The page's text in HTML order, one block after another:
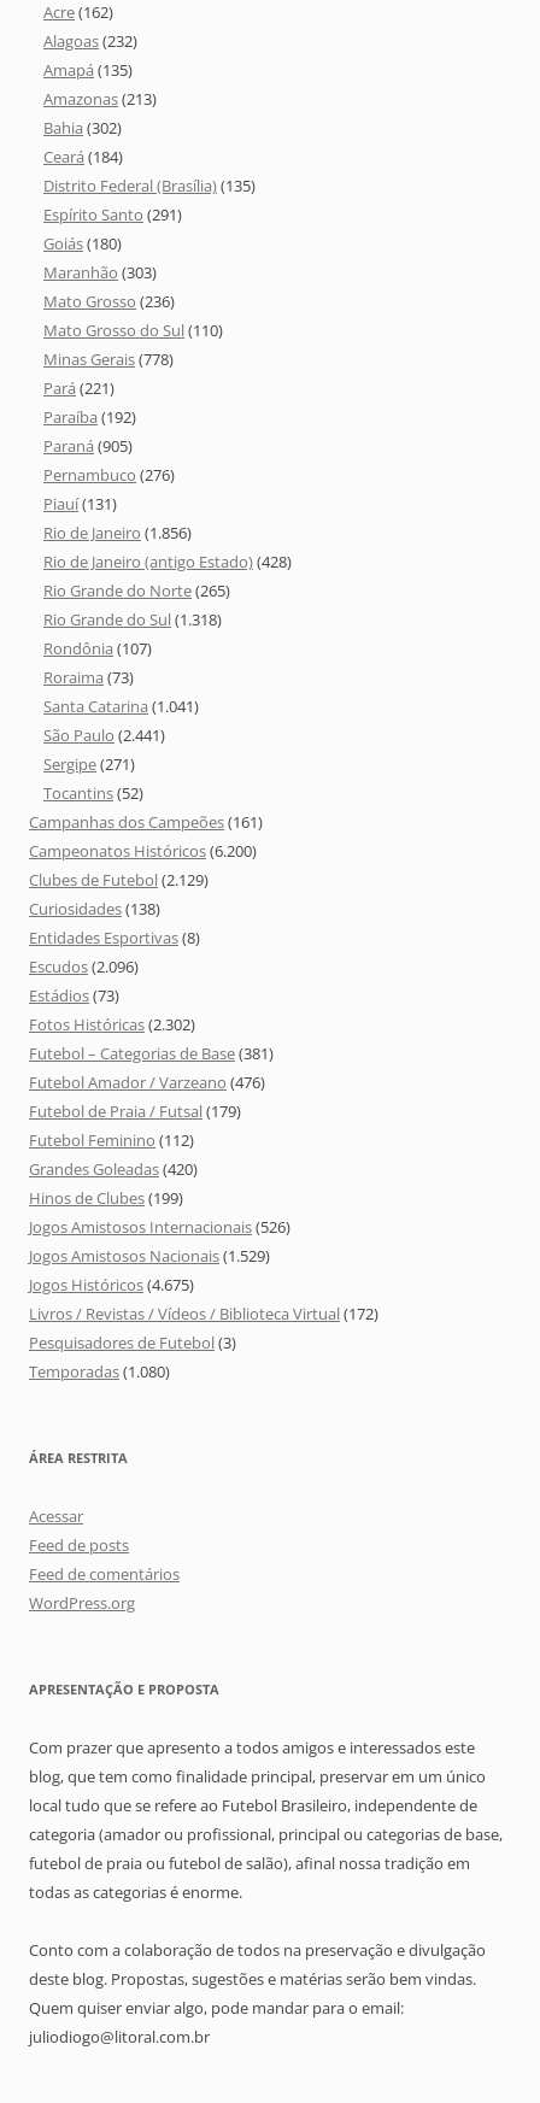
Acre(162)
Alagoas(232)
Amapá (135)
Amazonas(213)
Bahia (302)
Ceará (184)
Distrito Federal (Brasília)(135)
Espírito Santo (291)
Goiás(180)
Maranhão (303)
Mato Grosso (236)
Mato Grosso do Sul(110)
Minas Gerais(778)
Pará (221)
Paraíba (192)
Paraná (905)
Pernambuco (276)
Piauí(131)
Rio de Janeiro (1.856)
Rio de Janeiro (antigo Estado)(428)
Rio Grande do Norte(265)
Rio Grande do Sul(1.318)
Rondônia (107)
Roraima (73)
Santa Catarina (1.041)
São Paulo (2.441)
Sergipe(271)
Tocantins(52)
Campanhas dos Campeões(161)
Campeonatos Históricos(6.200)
Clubes de Futebol(2.129)
Curiosidades(138)
Entidades Esportivas(8)
Escudos(2.096)
Estádios(73)
Fotos Históricas(2.302)
Futebol – Categorias de Base(381)
Futebol Amador / Varzeano (476)
Futebol de Praia / Futsal(179)
Futebol Feminino (112)
Grandes Goleadas(420)
Hinos de Clubes(199)
Jogos Amistosos Internacionais(526)
Jogos Amistosos Nacionais(1.529)
Jogos Históricos(4.675)
Livros / Revistas / Vídeos / Biblioteca Virtual(172)
Pesquisadores de Futebol(3)
Temporadas(1.080)
ÁREA RESTRITA
Acessar
Feed de posts
Feed de comentários
WordPress.org
APRESENTAÇÃO E PROPOSTA
Com prazer que apresento a todos amigos e interessados este
blog, que tem como finalidade principal, preservar em um único
local tudo que se refere ao Futebol Brasileiro, independente de
categoria (amador ou profissional, principal ou categorias de base,
futebol de praia ou futebol de salão), afinal nossa tradição em
todas as categorias é enorme.
Conto com a colaboração de todos na preservação e divulgação
deste blog. Propostas, sugestões e matérias serão bem vindas.
Quem quiser enviar algo, pode mandar para o email:
juliodiogo@litoral.com.br